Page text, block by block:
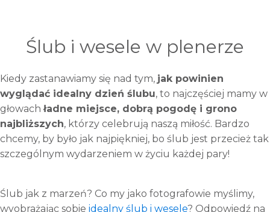
Ślub i wesele w plenerze
Kiedy zastanawiamy się nad tym, jak powinien
wyglądać idealny dzień ślubu, to najczęściej mamy w
głowachładne miejsce, dobrą pogodę i grono
najbliższych, którzy celebrują naszą miłość. Bardzo
chcemy, by było jak najpiękniej, bo ślub jest przecież tak
szczególnym wydarzeniem w życiu każdej pary!
Ślub jak z marzeń? Co my jako fotografowie myślimy,
wyobrażając sobie idealny ślub i wesele? Odpowiedź na